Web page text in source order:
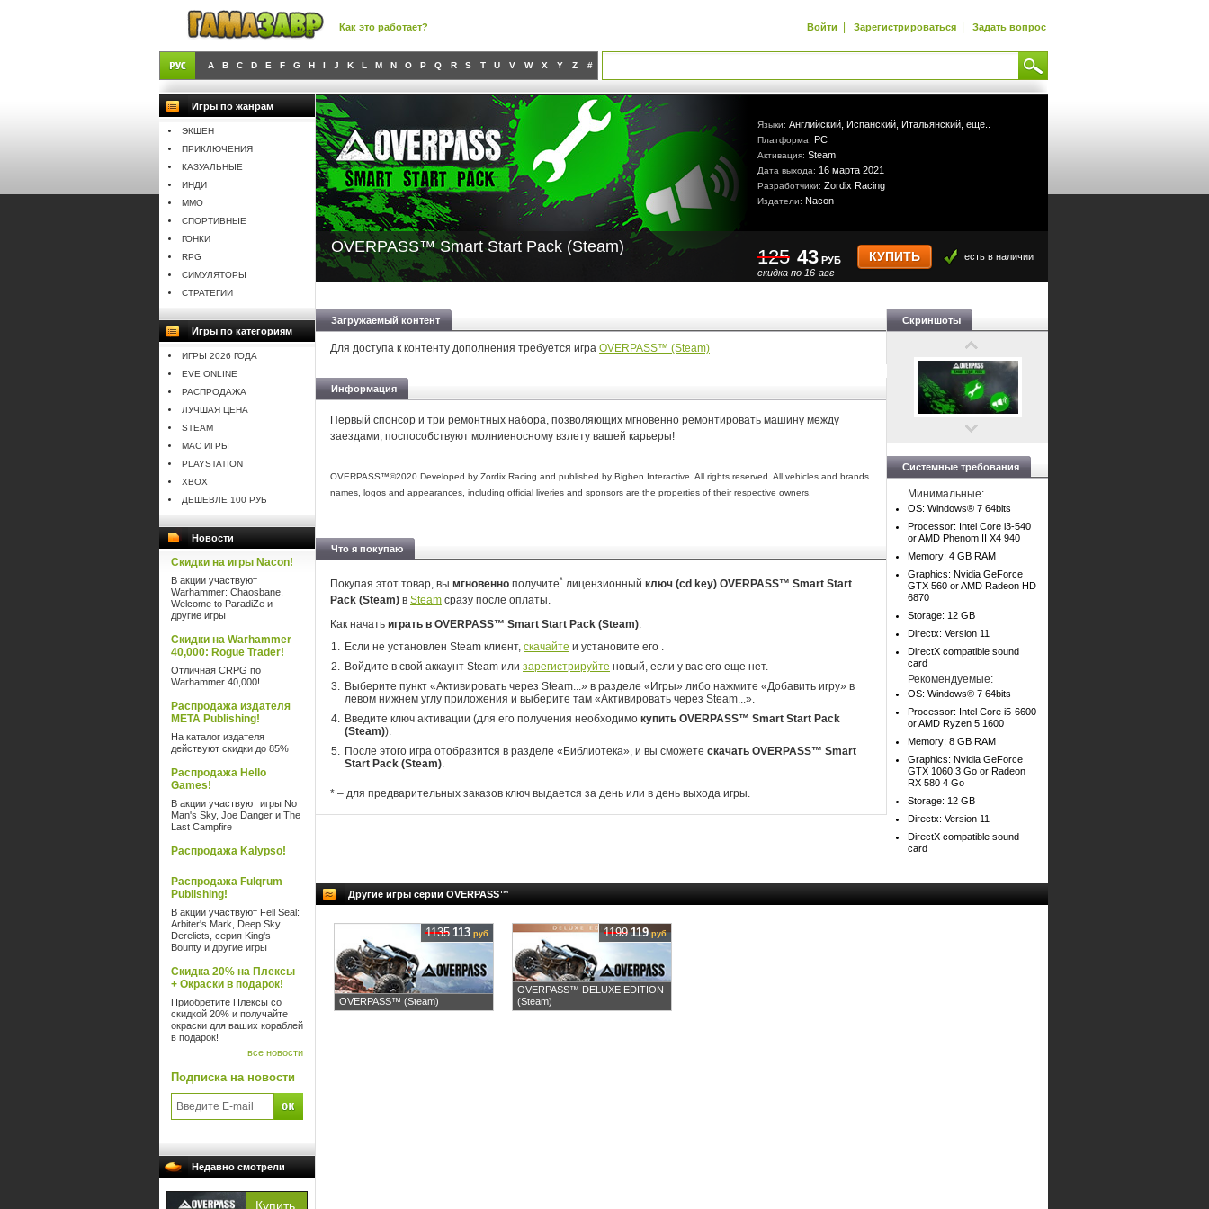
Как это работает? Войти | Зарегистрироваться | Задать вопрос
A B C D E F G H I J K L M N O P Q R S T U V W X Y Z #
Игры по жанрам
ЭКШЕН
ПРИКЛЮЧЕНИЯ
КАЗУАЛЬНЫЕ
ИНДИ
MMO
СПОРТИВНЫЕ
ГОНКИ
RPG
СИМУЛЯТОРЫ
СТРАТЕГИИ
Игры по категориям
ИГРЫ 2026 ГОДА
EVE ONLINE
РАСПРОДАЖА
ЛУЧШАЯ ЦЕНА
STEAM
MAC ИГРЫ
PLAYSTATION
XBOX
ДЕШЕВЛЕ 100 РУБ
Новости
Скидки на игры Nacon!
В акции участвуют
Warhammer: Chaosbane,
Welcome to ParadiZe и
другие игры
Скидки на Warhammer
40,000: Rogue Trader!
Отличная CRPG по
Warhammer 40,000!
Распродажа издателя
META Publishing!
На каталог издателя
действуют скидки до 85%
Распродажа Hello
Games!
В акции участвуют игры No
Man's Sky, Joe Danger и The
Last Campfire
Распродажа Kalypso!
Распродажа Fulqrum
Publishing!
В акции участвуют Fell Seal:
Arbiter's Mark, Deep Sky
Derelicts, серия King's
Bounty и другие игры
Скидка 20% на Плексы
+ Окраски в подарок!
Приобретите Плексы со
скидкой 20% и получайте
окраски для ваших кораблей
в подарок!
все новости
Подписка на новости
Недавно смотрели
Языки: Английский, Испанский, Итальянский, еще..
Платформа: PC
Активация: Steam
Дата выхода: 16 марта 2021
Разработчики: Zordix Racing
Издатели: Nacon
OVERPASS™ Smart Start Pack (Steam) 125
скидка по 16-авг
43 РУБ КУПИТЬ есть в наличии
Загружаемый контент
Для доступа к контенту дополнения требуется игра OVERPASS™ (Steam)
Информация
Первый спонсор и три ремонтных набора, позволяющих мгновенно ремонтировать машину между
заездами, поспособствуют молниеносному взлету вашей карьеры!
OVERPASS™©2020 Developed by Zordix Racing and published by Bigben Interactive. All rights reserved. All vehicles and brands
names, logos and appearances, including official liveries and sponsors are the properties of their respective owners.
Что я покупаю
Покупая этот товар, вы мгновенно получите* лицензионный ключ (cd key) OVERPASS™ Smart Start
Pack (Steam) в Steam сразу после оплаты.
Как начать играть в OVERPASS™ Smart Start Pack (Steam):
Если не установлен Steam клиент, скачайте и установите его .
Войдите в свой аккаунт Steam или зарегистрируйте новый, если у вас его еще нет.
Выберите пункт «Активировать через Steam...» в разделе «Игры» либо нажмите «Добавить игру» в
левом нижнем углу приложения и выберите там «Активировать через Steam...».
Введите ключ активации (для его получения необходимо купить OVERPASS™ Smart Start Pack
(Steam)).
После этого игра отобразится в разделе «Библиотека», и вы сможете скачать OVERPASS™ Smart
Start Pack (Steam).
* – для предварительных заказов ключ выдается за день или в день выхода игры.
Скриншоты
Системные требования
Минимальные:
OS: Windows® 7 64bits
Processor: Intel Core i3-540
or AMD Phenom II X4 940
Memory: 4 GB RAM
Graphics: Nvidia GeForce
GTX 560 or AMD Radeon HD
6870
Storage: 12 GB
Directx: Version 11
DirectX compatible sound
card
Рекомендуемые:
OS: Windows® 7 64bits
Processor: Intel Core i5-6600
or AMD Ryzen 5 1600
Memory: 8 GB RAM
Graphics: Nvidia GeForce
GTX 1060 3 Go or Radeon
RX 580 4 Go
Storage: 12 GB
Directx: Version 11
DirectX compatible sound
card
Другие игры серии OVERPASS™
OVERPASS™ (Steam)
1135 113 руб
OVERPASS™ DELUXE EDITION
(Steam)
1199 119руб